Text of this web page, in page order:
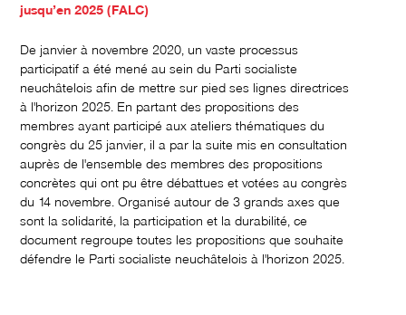
jusqu’en 2025 (FALC)
De janvier à novembre 2020, un vaste processus
participatif a été mené au sein du Parti socialiste
neuchâtelois afin de mettre sur pied ses lignes directrices
à l'horizon 2025. En partant des propositions des
membres ayant participé aux ateliers thématiques du
congrès du 25 janvier, il a par la suite mis en consultation
auprès de l'ensemble des membres des propositions
concrètes qui ont pu être débattues et votées au congrès
du 14 novembre. Organisé autour de 3 grands axes que
sont la solidarité, la participation et la durabilité, ce
document regroupe toutes les propositions que souhaite
défendre le Parti socialiste neuchâtelois à l'horizon 2025.